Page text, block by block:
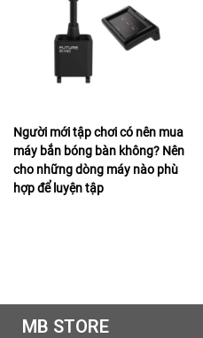
Người mới tập chơi có nên mua
máy bắn bóng bàn không? Nên
cho những dòng máy nào phù
hợp để luyện tập
MB STORE